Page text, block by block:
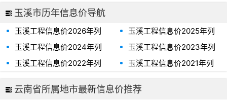
玉溪市历年信息价导航
玉溪工程信息价2026年列
表、玉溪市2026年信息价
玉溪工程信息价2025年列
表、玉溪市2025年信息价
玉溪工程信息价2024年列
表、玉溪市2024年信息价
玉溪工程信息价2023年列
表、玉溪市2023年信息价
玉溪工程信息价2022年列
玉溪工程信息价2021年列
云南省所属地市最新信息价推荐